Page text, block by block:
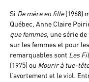
Si De mère en fille(1968)
Québec, Anne Claire
que femmes, une série de
sur les femmes et pour
remarquables sont Les
(1975) ou Mourir à tue-
l’avortement et le viol.